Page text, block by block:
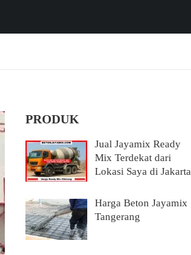
PRODUK
Jual Jayamix Ready
Mix Terdekat dari
Lokasi Saya di Jakarta
Harga Beton Jayamix
Tangerang